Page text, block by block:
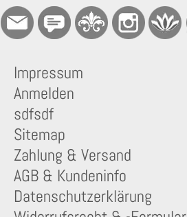
Impressum
Anmelden
sdfsdf
Sitemap
Zahlung & Versand
AGB & Kundeninfo
Datenschutzerklärung